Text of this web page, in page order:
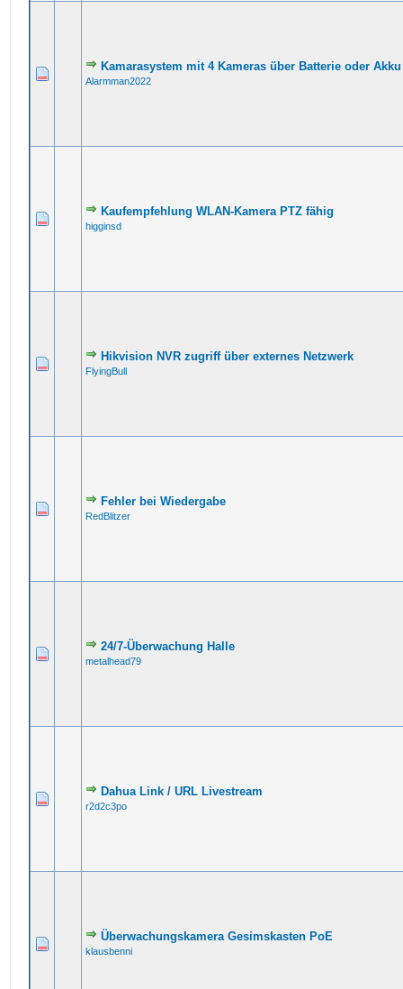
Kamarasystem mit 4 Kameras über Batterie oder Akku
Alarmman2022
Kaufempfehlung WLAN-Kamera PTZ fähig
higginsd
Hikvision NVR zugriff über externes Netzwerk
FlyingBull
Fehler bei Wiedergabe
RedBlitzer
24/7-Überwachung Halle
metalhead79
Dahua Link / URL Livestream
r2d2c3po
Überwachungskamera Gesimskasten PoE
klausbenni